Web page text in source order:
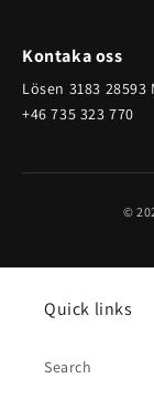
Kontaka oss
Lösen 3183
+46 735 323 770
©
Quick links
Search